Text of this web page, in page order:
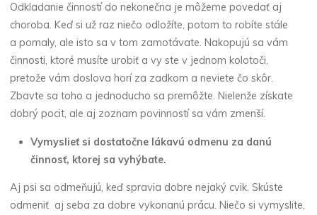
Odkladanie činností do nekonečna je môžeme povedať aj
choroba. Keď si už raz niečo odložíte, potom to robíte stále
a pomaly, ale isto sa v tom zamotávate. Nakopujú sa vám
činnosti, ktoré musíte urobiť a vy ste v jednom kolotoči,
pretože vám doslova horí za zadkom a neviete čo skôr.
Zbavte sa toho a jednoducho sa premôžte. Nielenže získate
dobrý pocit, ale aj zoznam povinností sa vám zmenší.
Vymyslieť si dostatočne lákavú odmenu za danú
činnosť, ktorej sa vyhýbate.
Aj psi sa odmeňujú, keď spravia dobre nejaký cvik. Skúste
odmeniť aj seba za dobre vykonanú prácu. Niečo si vymyslite,